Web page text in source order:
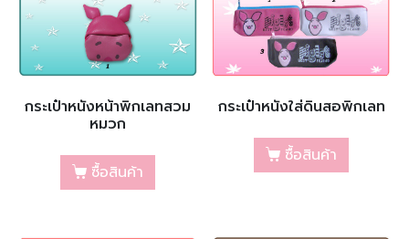
กระเป๋าหนังหน้าพิกเลทสวม
หมวก
ซื้อสินค้า
กระเป๋าหนังใส่ดินสอพิกเลท
ซื้อสินค้า